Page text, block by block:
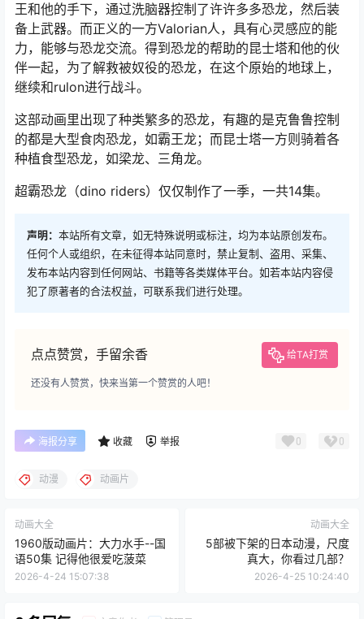
王和他的手下，通过洗脑器控制了许许多多恐龙，然后装
备上武器。而正义的一方Valorian人，具有心灵感应的能
力，能够与恐龙交流。得到恐龙的帮助的昆士塔和他的伙
伴一起，为了解救被奴役的恐龙，在这个原始的地球上，
继续和rulon进行战斗。
这部动画里出现了种类繁多的恐龙，有趣的是克鲁鲁控制
的都是大型食肉恐龙，如霸王龙；而昆士塔一方则骑着各
种植食型恐龙，如梁龙、三角龙。
超霸恐龙（dino riders）仅仅制作了一季，一共14集。
声明： 本站所有文章，如无特殊说明或标注，均为本站原创发布。
任何个人或组织，在未征得本站同意时，禁止复制、盗用、采集、
发布本站内容到任何网站、书籍等各类媒体平台。如若本站内容侵
犯了原著者的合法权益，可联系我们进行处理。
点点赞赏，手留余香 给TA打赏
还没有人赞赏，快来当第一个赞赏的人吧！
海报分享 收藏 举报 0 0
动漫 动画片
动画大全
1960版动画片：大力水手--国
语50集 记得他很爱吃菠菜
2026-4-24 15:07:38
动画大全
5部被下架的日本动漫，尺度
真大，你看过几部？
2026-4-25 10:24:40